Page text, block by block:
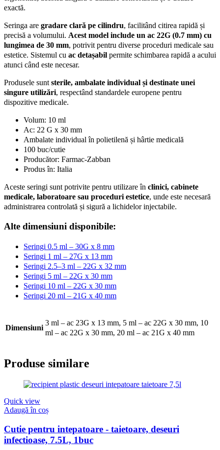
exactă.
Seringa are gradare clară pe cilindru, facilitând citirea rapidă și
precisă a volumului. Acest model include un ac 22G (0.7 mm) cu
lungimea de 30 mm, potrivit pentru diverse proceduri medicale sau
estetice. Sistemul cu ac detașabil permite schimbarea rapidă a acului
atunci când este necesar.
Produsele sunt sterile, ambalate individual și destinate unei
singure utilizări, respectând standardele europene pentru
dispozitive medicale.
Volum: 10 ml
Ac: 22 G x 30 mm
Ambalate individual în polietilenă și hârtie medicală
100 buc/cutie
Producător: Farmac-Zabban
Produs în: Italia
Aceste seringi sunt potrivite pentru utilizare în clinici, cabinete
medicale, laboratoare sau proceduri estetice, unde este necesară
administrarea controlată și sigură a lichidelor injectabile.
Alte dimensiuni disponibile:
Seringi 0.5 ml – 30G x 8 mm
Seringi 1 ml – 27G x 13 mm
Seringi 2.5–3 ml – 22G x 32 mm
Seringi 5 ml – 22G x 30 mm
Seringi 10 ml – 22G x 30 mm
Seringi 20 ml – 21G x 40 mm
Dimensiuni
3 ml – ac 23G x 13 mm, 5 ml – ac 22G x 30 mm, 10
ml – ac 22G x 30 mm, 20 ml – ac 21G x 40 mm
Produse similare
Quick view
Adaugă în coș
Cutie pentru intepatoare - taietoare, deseuri
infectioase, 7.5L, 1buc